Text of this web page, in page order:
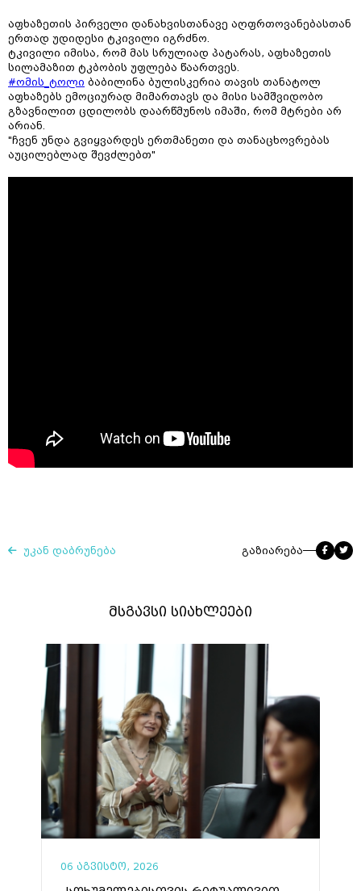
აფხაზეთის პირველი დანახვისთანავე აღფრთოვანებასთან
ერთად უდიდესი ტკივილი იგრძნო.
ტკივილი იმისა, რომ მას სრულიად პატარას, აფხაზეთის
სილამაზით ტკბობის უფლება წაართვეს.
#ომის_ტოლი ბაბილინა ბულისკერია თავის თანატოლ
აფხაზებს ემოციურად მიმართავს და მისი სამშვიდობო
გზავნილით ცდილობს დაარწმუნოს იმაში, რომ მტრები არ
არიან.
"ჩვენ უნდა გვიყვარდეს ერთმანეთი და თანაცხოვრებას
აუცილებლად შევძლებთ"
უკან დაბრუნება გაზიარება
მსგავსი სიახლეები
06 აგვისტო, 2026